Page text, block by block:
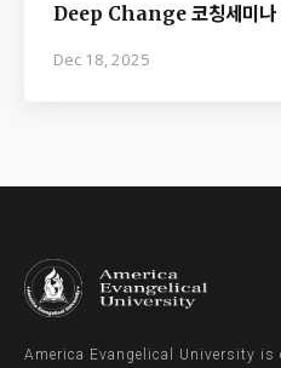
Deep Change 코칭세미나
Dec 18, 2025
America Evangelical University